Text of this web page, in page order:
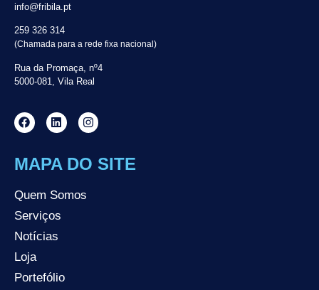
info@fribila.pt
259 326 314
(Chamada para a rede fixa nacional)
Rua da Promaça, nº4
5000-081, Vila Real
MAPA DO SITE
Quem Somos
Serviços
Notícias
Loja
Portefólio